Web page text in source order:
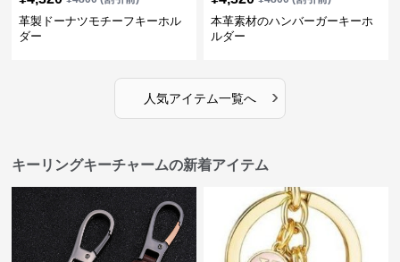
革製ドーナツモチーフキーホル
ダー
本革素材のハンバーガーキーホ
ルダー
人気アイテム一覧へ ›
キーリングキーチャームの新着アイテム